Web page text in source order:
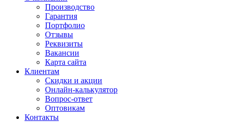
Производство
Гарантия
Портфолио
Отзывы
Реквизиты
Вакансии
Карта сайта
Клиентам
Скидки и акции
Онлайн-калькулятор
Вопрос-ответ
Оптовикам
Контакты